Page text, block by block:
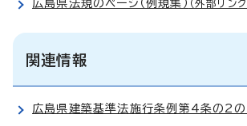
広島県法規のページ（例規集） （外部リンク
関連情報
広島県建築基準法施行条例第4条の2の